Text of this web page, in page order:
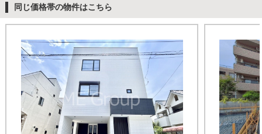
同じ価格帯の物件はこちら